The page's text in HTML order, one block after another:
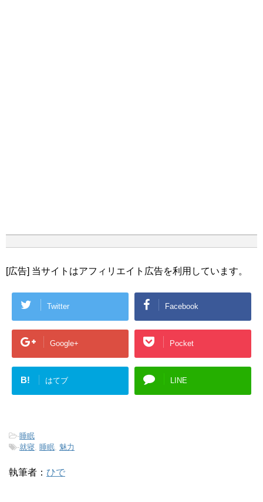
[広告] 当サイトはアフィリエイト広告を利用しています。
Twitter Facebook
Google+ Pocket
B! はてブ LINE
-睡眠
-就寝 睡眠 魅力
執筆者： ひで